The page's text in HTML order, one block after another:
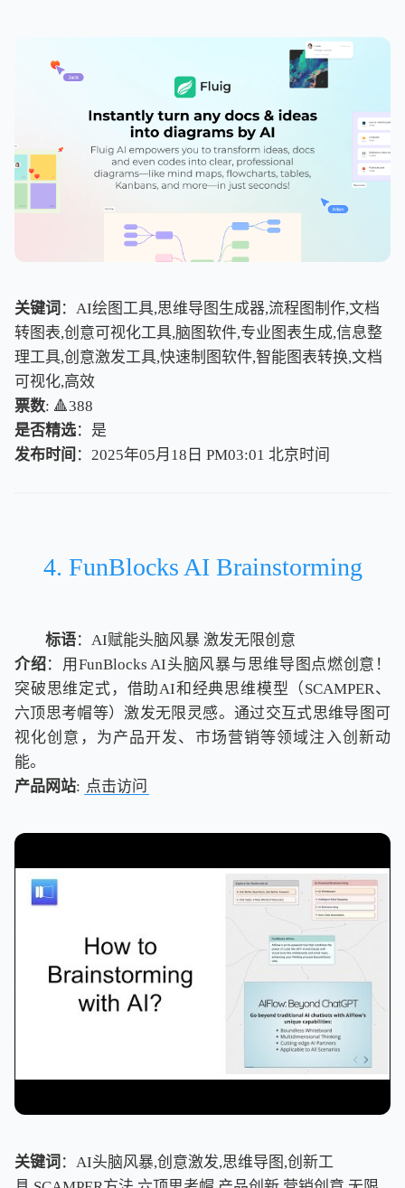
关键词 ：AI绘图工具,思维导图生成器,流程图制作,文档
转图表,创意可视化工具,脑图软件,专业图表生成,信息整
理工具,创意激发工具,快速制图软件,智能图表转换,文档
可视化,高效
票数: 🔺388
是否精选：是
发布时间 ：2025年05月18日 PM03:01 北京时间
北京时间
4. FunBlocks AI Brainstorming
标语：AI赋能头脑风暴 激发无限创意
介绍：用FunBlocks AI头脑风暴与思维导图点燃创意！
突破思维定式，借助AI和经典思维模型（SCAMPER、
六顶思考帽等）激发无限灵感。通过交互式思维导图可
视化创意，为产品开发、市场营销等领域注入创新动
能。
产品网站: 点击访问
关键词 ：AI头脑风暴,创意激发,思维导图,创新工